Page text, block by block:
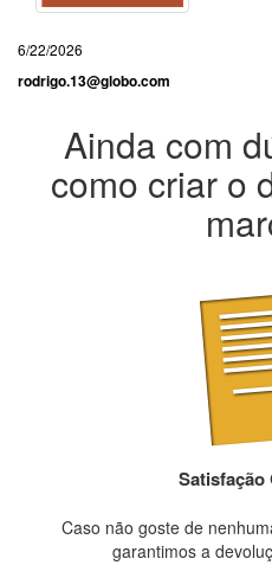
6/22/2026
rodrigo.13@globo.com
Ainda com
como criar o
Satisfação
Caso não goste de
garantimos a